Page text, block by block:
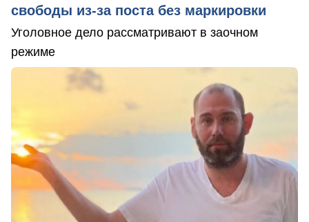
свободы из-за поста без маркировки
Уголовное дело рассматривают в заочном
режиме